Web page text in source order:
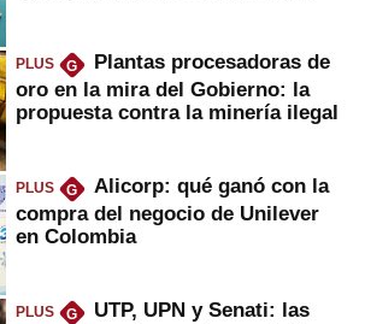
PLUS G
Plantas procesadoras de
oro en la mira del Gobierno: la
propuesta contra la minería ilegal
PLUS G
Alicorp: qué ganó con la
compra del negocio de Unilever
en Colombia
PLUS G
UTP, UPN y Senati: las